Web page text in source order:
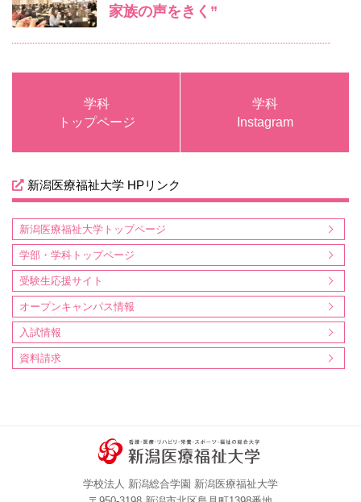
家族の声をきく”
学科
トップページ
学科
Instagram
新潟医療福祉大学 HPリンク
新潟医療福祉大学トップページ
学部・学科トップページ
受験生応援サイト
オープンキャンパス情報
入試情報
資料請求
学校法人 新潟総合学園 新潟医療福祉大学